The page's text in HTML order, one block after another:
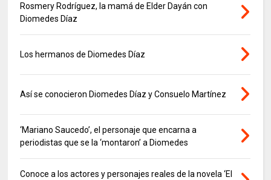
Rosmery Rodríguez, la mamá de Elder Dayán con
Diomedes Díaz
Los hermanos de Diomedes Díaz
Así se conocieron Diomedes Díaz y Consuelo Martínez
‘Mariano Saucedo’, el personaje que encarna a
periodistas que se la ‘montaron’ a Diomedes
Conoce a los actores y personajes reales de la novela ‘El